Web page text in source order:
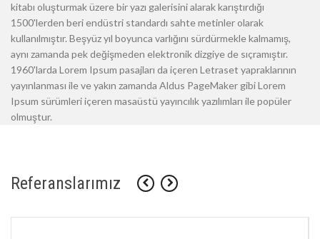
kitabı oluşturmak üzere bir yazı galerisini alarak karıştırdığı
1500'lerden beri endüstri standardı sahte metinler olarak
kullanılmıştır. Beşyüz yıl boyunca varlığını sürdürmekle kalmamış,
aynı zamanda pek değişmeden elektronik dizgiye de sıçramıştır.
1960'larda Lorem Ipsum pasajları da içeren Letraset yapraklarının
yayınlanması ile ve yakın zamanda Aldus PageMaker gibi Lorem
Ipsum sürümleri içeren masaüstü yayıncılık yazılımları ile popüler
olmuştur.
Referanslarımız